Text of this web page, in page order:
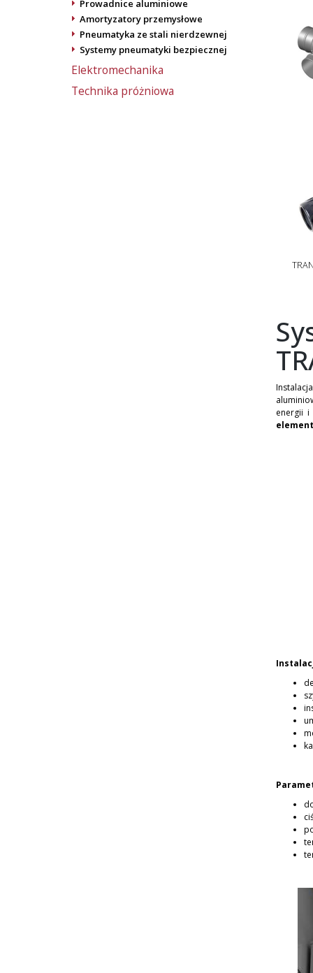
Prowadnice aluminiowe
Amortyzatory przemysłowe
Pneumatyka ze stali nierdzewnej
Systemy pneumatyki bezpiecznej
Elektromechanika
Technika próżniowa
energii i